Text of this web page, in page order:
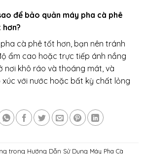
để bảo quản máy pha cà phê
hơn?
cà phê tốt hơn, bạn nên tránh
ẩm cao hoặc trực tiếp ánh nắng
nơi khô ráo và thoáng mát, và
với nước hoặc bất kỳ chất lỏng
trong Hướng Dẫn Sử Dụng Máy Pha Cà